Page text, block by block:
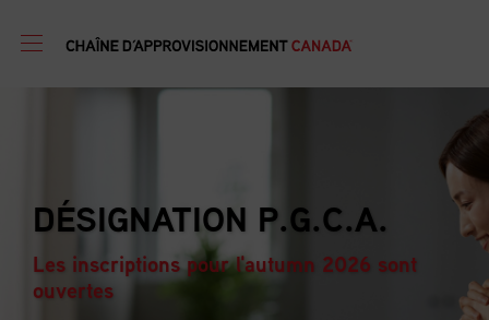
sont
FORMATION EN
Les inscriptions pour l'autumn